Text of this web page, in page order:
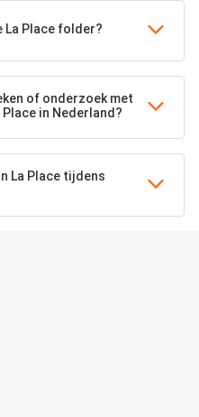
La Place folder?
of onderzoek met
in Nederland?
La Place tijdens